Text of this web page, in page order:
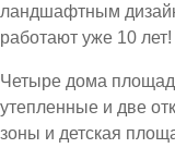
ландшафтным
работают уже 10 лет!
Четыре дома
утепленные и две
зоны и детская